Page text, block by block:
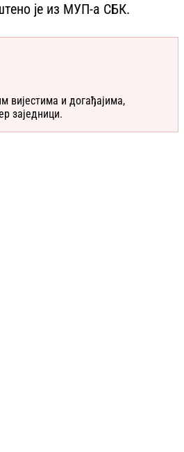
је из МУП-а СБК.
вијестима и догађајима,
заједници.